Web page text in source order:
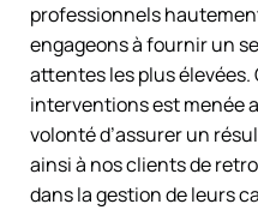
professionnels
engageons à fournir un
attentes les plus élevées.
interventions est menée
volonté d’assurer un
ainsi à nos clients de
dans la gestion de leurs